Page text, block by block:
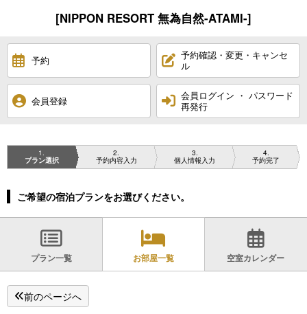
[NIPPON RESORT 無為自然-ATAMI-]
予約
予約確認・変更・キャンセ
ル
会員登録
会員ログイン ・ パスワード
再発行
1
プラン選択
2
予約内容入力
3
個人情報入力
4
予約完了
ご希望の宿泊プランをお選びください。
プラン一覧 お部屋一覧 空室カレンダー
前のページへ